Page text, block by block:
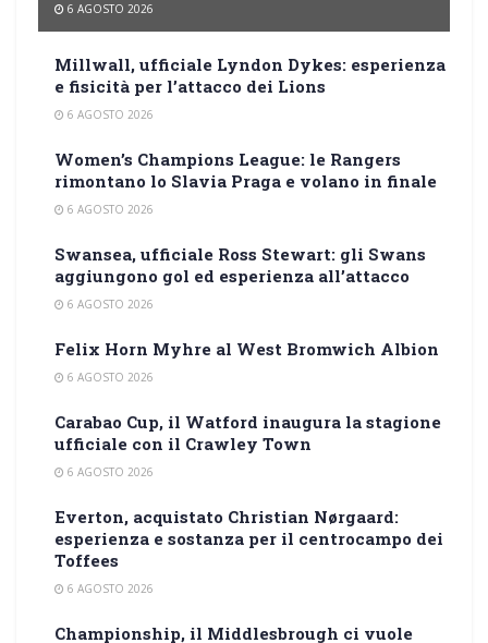
6 AGOSTO 2026
Millwall, ufficiale Lyndon Dykes: esperienza
e fisicità per l’attacco dei Lions
6 AGOSTO 2026
Women’s Champions League: le Rangers
rimontano lo Slavia Praga e volano in finale
6 AGOSTO 2026
Swansea, ufficiale Ross Stewart: gli Swans
aggiungono gol ed esperienza all’attacco
6 AGOSTO 2026
Felix Horn Myhre al West Bromwich Albion
6 AGOSTO 2026
Carabao Cup, il Watford inaugura la stagione
ufficiale con il Crawley Town
6 AGOSTO 2026
Everton, acquistato Christian Nørgaard:
esperienza e sostanza per il centrocampo dei
Toffees
6 AGOSTO 2026
Championship, il Middlesbrough ci vuole